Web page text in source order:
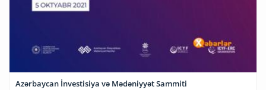
Azərbaycan İnvestisiya və Mədəniyyət Sammiti